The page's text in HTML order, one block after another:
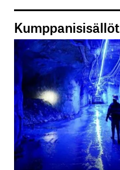
Kumppanisisällöt